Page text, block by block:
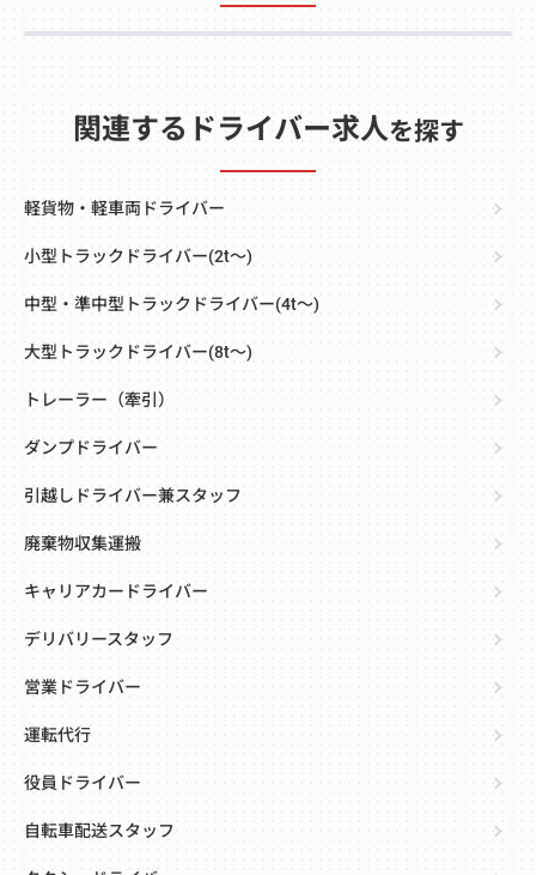
関連するドライバー求人を探す
軽貨物・軽車両ドライバー
小型トラックドライバー(2t～)
中型・準中型トラックドライバー(4t～)
大型トラックドライバー(8t～)
トレーラー（牽引）
ダンプドライバー
引越しドライバー兼スタッフ
廃棄物収集運搬
キャリアカードライバー
デリバリースタッフ
営業ドライバー
運転代行
役員ドライバー
自転車配送スタッフ